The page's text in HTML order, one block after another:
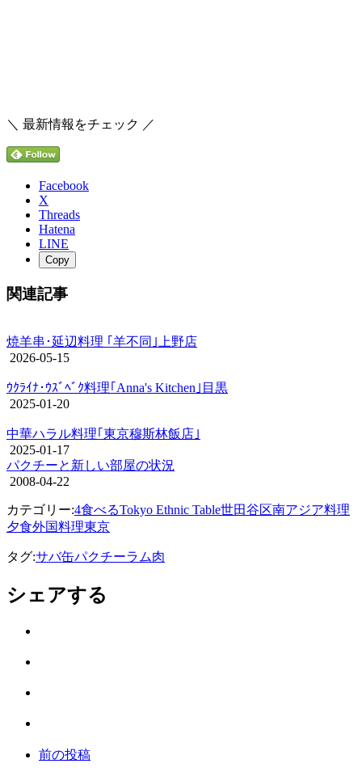
＼ 最新情報をチェック ／
Facebook
X
Threads
Hatena
LINE
Copy
関連記事
焼羊串･延辺料理 ｢羊不同｣上野店
2026-05-15
ｳｸﾗｲﾅ･ｳｽﾞﾍﾞｸ料理｢Anna's Kitchen｣目黒
2025-01-20
中華ハラル料理｢東京穆斯林飯店｣
2025-01-17
パクチーと新しい部屋の状況
2008-04-22
カテゴリー:4食べるTokyo Ethnic Table世田谷区南アジア料理
夕食外国料理東京
タグ:サバ缶パクチーラム肉
シェアする
ク
マ
ア
シ
前の投稿